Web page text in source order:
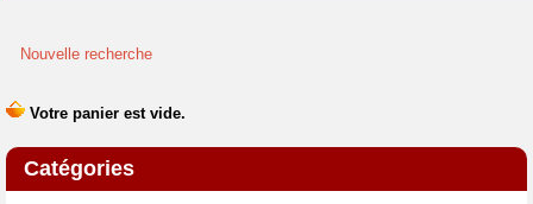
Nouvelle recherche
Catégories